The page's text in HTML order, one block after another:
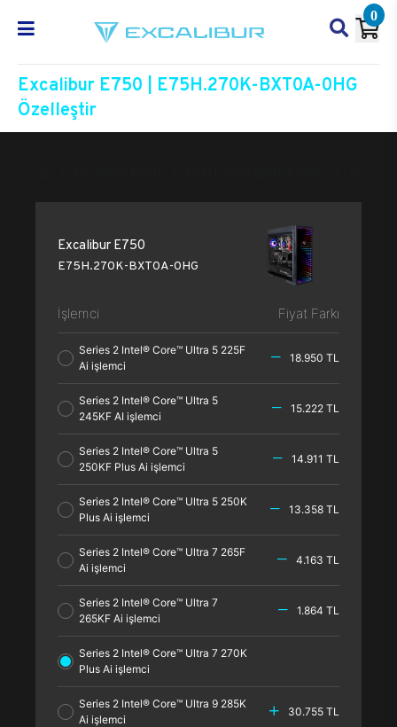
0
Excalibur E750 | E75H.270K-BXT0A-0HG
Özelleştir
Excalibur E750
E75H.270K-BXT0A-0HG
İşlemci Fiyat Farkı
Series 2 Intel® Core™ Ultra 5 225F
Ai işlemci
18.950 TL
Series 2 Intel® Core™ Ultra 5
245KF AI işlemci
15.222 TL
Series 2 Intel® Core™ Ultra 5
250KF Plus Ai işlemci
14.911 TL
Series 2 Intel® Core™ Ultra 5 250K
Plus Ai işlemci
13.358 TL
Series 2 Intel® Core™ Ultra 7 265F
Ai işlemci
4.163 TL
Series 2 Intel® Core™ Ultra 7
265KF Ai işlemci
1.864 TL
Series 2 Intel® Core™ Ultra 7 270K
Plus Ai işlemci
Series 2 Intel® Core™ Ultra 9 285K
Ai işlemci
30.755 TL